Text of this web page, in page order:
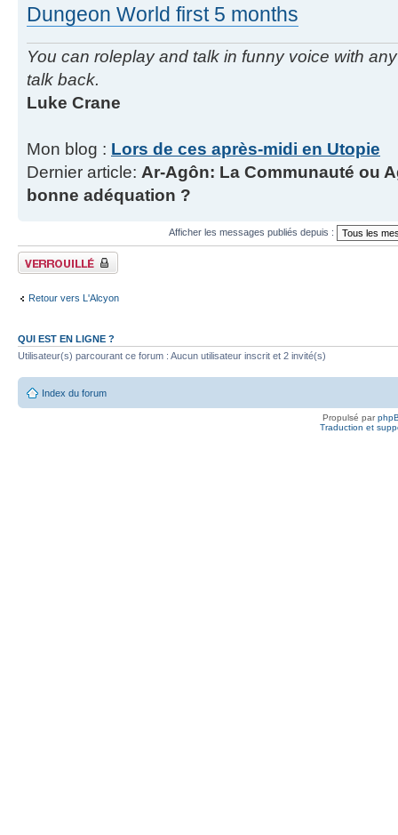
Dungeon World first 5 months
You can roleplay and talk in funny voice with
talk back.
Luke Crane
Mon blog : Lors de ces après-midi en Utopie
Dernier article: Ar-Agôn: La Communauté ou
bonne adéquation ?
Afficher les messages publiés depuis :
Fil verrouillé
Retour vers L'Alcyon
QUI EST EN LIGNE ?
Utilisateur(s) parcourant ce forum : Aucun utilisateur inscrit et 2 invité(s)
Index du forum
Propulsé par
Traduction et